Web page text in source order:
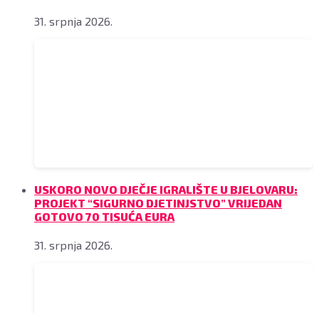
31. srpnja 2026.
USKORO NOVO DJEČJE IGRALIŠTE U BJELOVARU:
PROJEKT “SIGURNO DJETINJSTVO” VRIJEDAN
GOTOVO 70 TISUĆA EURA
31. srpnja 2026.